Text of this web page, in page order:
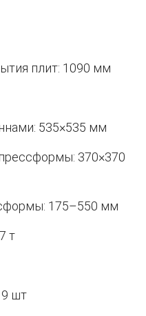
плит: 1090 мм
535×535 мм
370×370
175–550 мм
т
9 шт